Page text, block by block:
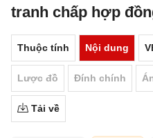
tranh chấp hợp
Thuộc tính Nội dung
Lược đồ Đính chính
Tải về